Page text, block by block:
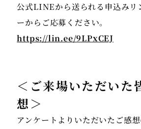
公式LINEから送られる申込みリ
https://lin.ee/9LPxCEJ
＜ご来場いただいた
想＞
アンケートよりいただいたご感